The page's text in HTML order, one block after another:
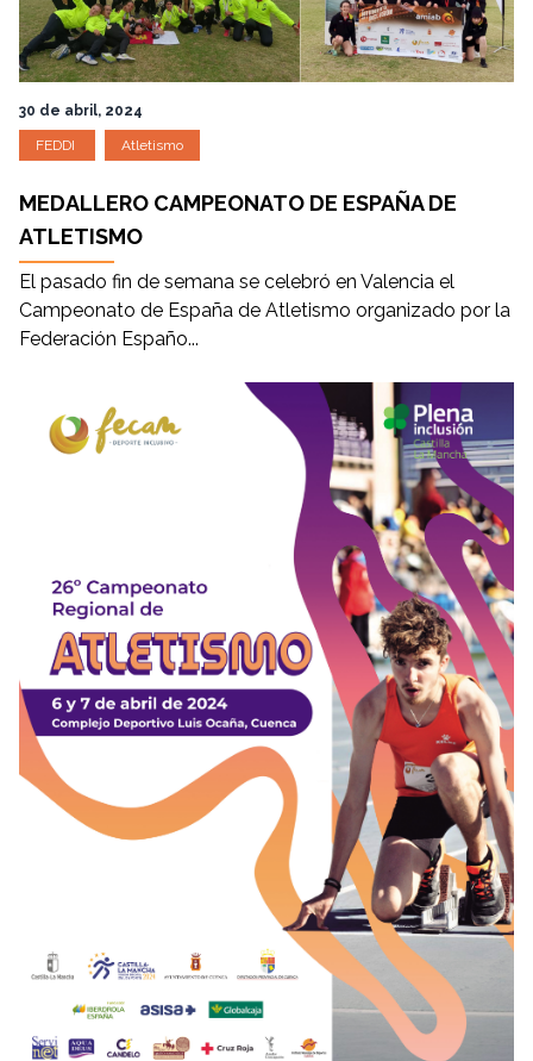
30 de abril, 2024
FEDDI Atletismo
MEDALLERO CAMPEONATO DE ESPAÑA DE
ATLETISMO
El pasado fin de semana se celebró en Valencia el
Campeonato de España de Atletismo organizado por la
Federación Españo...